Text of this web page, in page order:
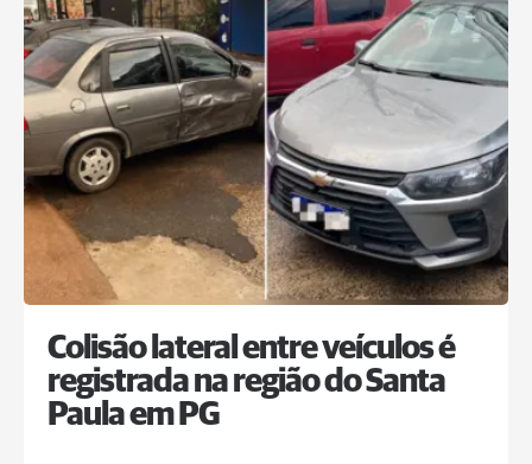
Colisão lateral entre veículos é
registrada na região do Santa
Paula em PG